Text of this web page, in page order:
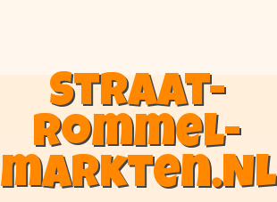
Straat-
rommel-
markten.NL